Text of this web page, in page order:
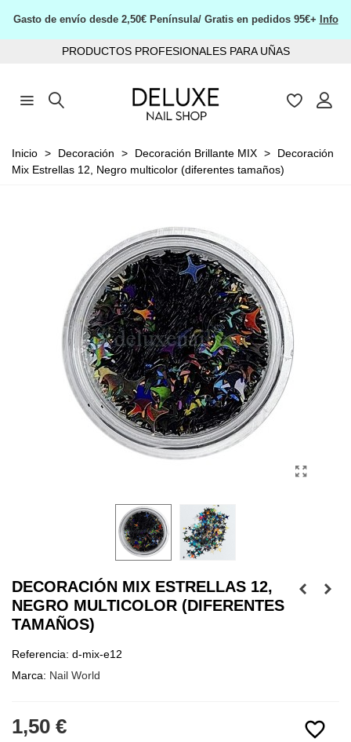
Gasto de envío desde 2,50€ Península/ Gratis en pedidos 95€+ Info
PRODUCTOS PROFESIONALES PARA UÑAS
Inicio > Decoración > Decoración Brillante MIX >
Decoración
Mix Estrellas 12, Negro multicolor (diferentes tamaños)
DECORACIÓN MIX ESTRELLAS 12,
NEGRO MULTICOLOR (DIFERENTES
TAMAÑOS)
Referencia: d-mix-e12
Marca: Nail World
favorite_border
1,50 €